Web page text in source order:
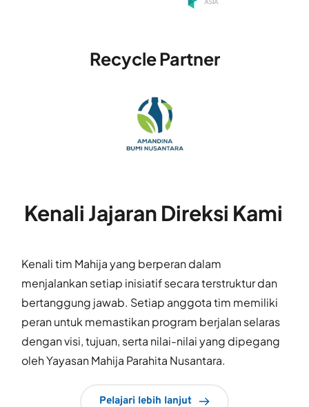
Recycle Partner
Kenali Jajaran Direksi Kami
Kenali tim Mahija yang berperan dalam
menjalankan setiap inisiatif secara terstruktur dan
bertanggung jawab. Setiap anggota tim memiliki
peran untuk memastikan program berjalan selaras
dengan visi, tujuan, serta nilai-nilai yang dipegang
oleh Yayasan Mahija Parahita Nusantara.
Pelajari lebih lanjut